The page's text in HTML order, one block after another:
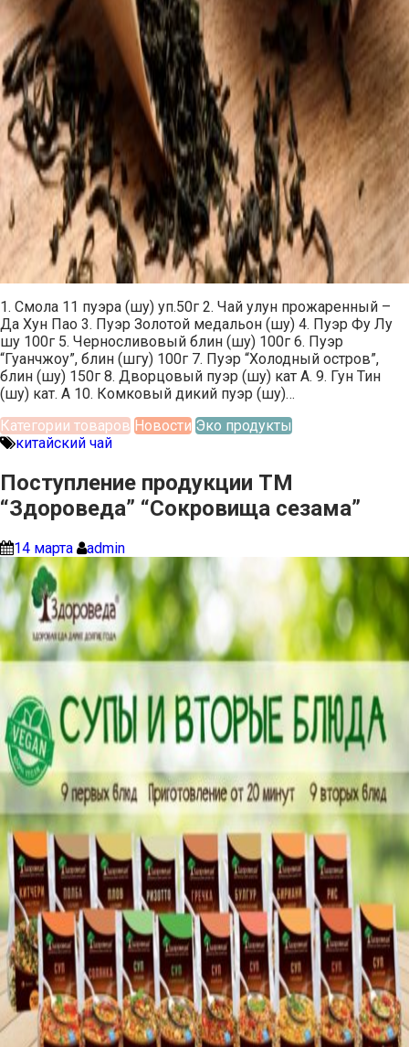
1. Смола 11 пуэра (шу) уп.50г 2. Чай улун прожаренный –
Да Хун Пао 3. Пуэр Золотой медальон (шу) 4. Пуэр Фу Лу
шу 100г 5. Черносливовый блин (шу) 100г 6. Пуэр
“Гуанчжоу”, блин (шгу) 100г 7. Пуэр “Холодный остров”,
блин (шу) 150г 8. Дворцовый пуэр (шу) кат А. 9. Гун Тин
(шу) кат. А 10. Комковый дикий пуэр (шу)…
Категории товаров Новости Эко продукты
китайский чай
Поступление продукции ТМ
“Здороведа” “Сокровища сезама”
14 марта admin